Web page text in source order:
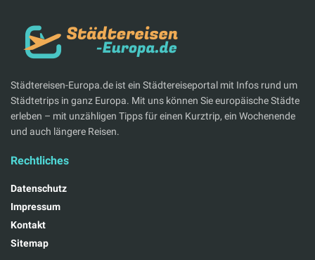
Städtereisen-Europa.de ist ein Städtereiseportal mit Infos rund um
Städtetrips in ganz Europa. Mit uns können Sie europäische Städte
erleben – mit unzähligen Tipps für einen Kurztrip, ein Wochenende
und auch längere Reisen.
Rechtliches
Datenschutz
Impressum
Kontakt
Sitemap